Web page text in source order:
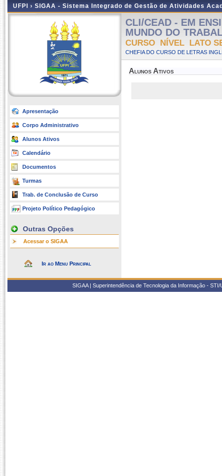
UFPI › SIGAA - Sistema Integrado de Gestão de Atividades
Apresentação
Corpo Administrativo
Alunos Ativos
Calendário
Documentos
Turmas
Trab. de Conclusão de Curso
Projeto Político Pedagógico
Outras Opções
Acessar o SIGAA
Ir ao Menu Principal
CLI/CEAD - EM
MUNDO DO
CURSO NÍVEL LATO
CHEFIA DO CURSO DE LETRAS
Alunos Ativos
SIGAA | Superintendência de Tecnologia da Informação -